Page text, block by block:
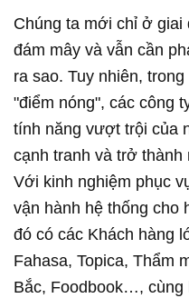
Chúng ta mới chỉ ở giai
đám mây và vẫn cần
ra sao. Tuy nhiên,
"điểm nóng", các công
tính năng vượt trội của
cạnh tranh và trở
Với kinh nghiệm phục
vận hành hệ thống cho
đó có các Khách hàng
Fahasa, Topica, Thẩm
Bắc, Foodbook…, cùng